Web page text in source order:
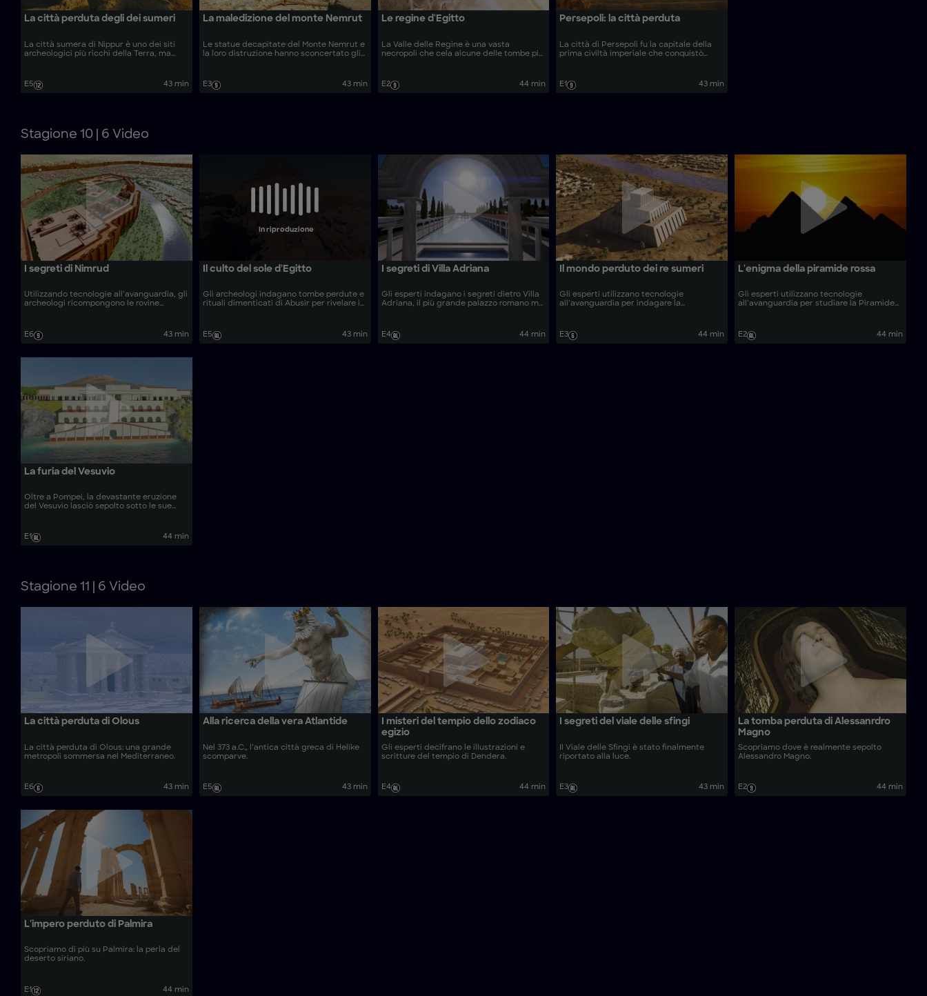
La città perduta degli dei sumeri
La città sumera di Nippur è uno dei siti
archeologici più ricchi della Terra, ma
finalmente a svelare i misteri dietro la
città più sacra della Mesopotamia.
E5 43 min
La maledizione del monte Nemrut
Le statue decapitate del Monte Nemrut e
la loro distruzione hanno sconcertato gli
analisi geofisiche innovative per svelare il
mistero dietro questa antica
E3 43 min
Le regine d'Egitto
La Valle delle Regine è una vasta
necropoli che cela alcune delle tombe più
tecnologie all’avanguardia per svelare gli
enigmatici segreti dietro queste antiche
E2 44 min
Persepoli: la città perduta
La città di Persepoli fu la capitale della
prima civiltà imperiale che conquistò
archeologia forense per svelare i segreti
dietro la misteriosa metropoli persiana.
E1 43 min
Stagione 10 | 6 Video
I segreti di Nimrud
Utilizzando tecnologie all’avanguardia, gli
archeologi ricompongono le rovine
E6 43 min
In riproduzione
Il culto del sole d'Egitto
Gli archeologi indagano tombe perdute e
rituali dimenticati di Abusir per rivelare i
E5
43 min
I segreti di Villa Adriana
Gli esperti indagano i segreti dietro Villa
Adriana, il più grande palazzo romano mai
E4 44 min
Il mondo perduto dei re sumeri
Gli esperti utilizzano tecnologie
all’avanguardia per indagare la
E3
44 min
L'enigma della piramide rossa
Gli esperti utilizzano tecnologie
all’avanguardia per studiare la Piramide
E2
44 min
La furia del Vesuvio
Oltre a Pompei, la devastante eruzione
del Vesuvio lasciò sepolto sotto le sue
E1
44 min
Stagione 11 | 6 Video
La città perduta di Olous
La città perduta di Olous: una grande
metropoli sommersa nel Mediterraneo.
E6 43 min
Alla ricerca della vera Atlantide
Nel 373 a.C., l’antica città greca di Helike
scomparve.
E5 43 min
I misteri del tempio dello zodiaco
egizio
Gli esperti decifrano le illustrazioni e
scritture del tempio di Dendera.
E4 44 min
I segreti del viale delle sfingi
Il Viale delle Sfingi è stato finalmente
riportato alla luce.
E3 43 min
La tomba perduta di Alessanrdro
Magno
Scopriamo dove è realmente sepolto
Alessandro Magno.
E2 44 min
L'impero perduto di Palmira
Scopriamo di più su Palmira: la perla del
deserto siriano.
E1 44 min